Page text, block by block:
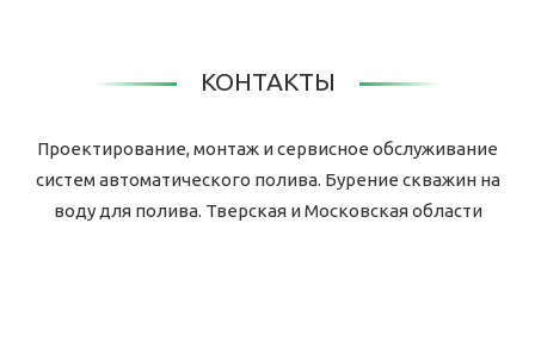
КОНТАКТЫ
Проектирование, монтаж и сервисное обслуживание
систем автоматического полива. Бурение скважин на
воду для полива. Тверская и Московская области